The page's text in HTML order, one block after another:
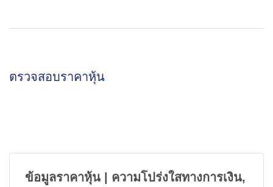
ตรวจสอบราคาหุ้น
ข้อมูลราคาหุ้น | ความโปร่งใสทางการเงิน,